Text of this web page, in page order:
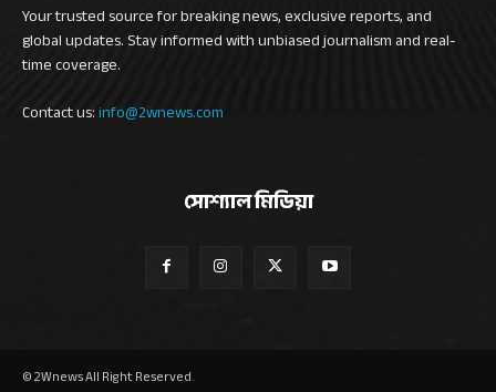
Your trusted source for breaking news, exclusive reports, and
global updates. Stay informed with unbiased journalism and real-
time coverage.
Contact us:info@2wnews.com
সোশ্যাল মিডিয়া
© 2Wnews All Right Reserved.